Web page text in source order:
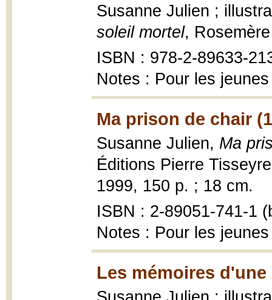
Susanne Julien ;
soleil mortel,
ISBN : 978-2-89633-
Notes : Pour les
Ma prison de chair
Susanne Julien, Ma
Éditions Pierre
1999, 150 p. ; 18 cm.
ISBN : 2-89051-741-1
Notes : Pour les jeunes
Les mémoires d'une